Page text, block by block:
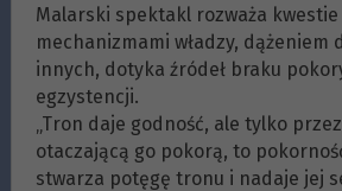
Malarski spektakl rozważa kwestie
mechanizmami władzy, dążeniem
innych, dotyka źródeł braku
egzystencji.
„Tron daje godność, ale tylko
otaczającą go pokorą, to
stwarza potęgę tronu i nadaje jej